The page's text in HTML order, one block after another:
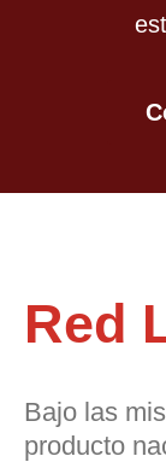
Red
Bajo las
producto